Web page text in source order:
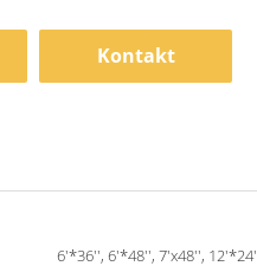
Kontakt
6'*36'', 6'*48'', 7'x48'', 12'*24'